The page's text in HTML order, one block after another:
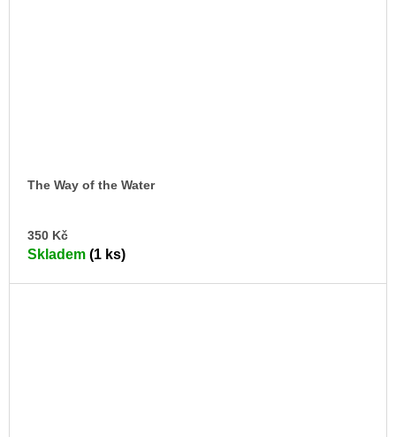
The Way of the Water
350 Kč
Skladem (1 ks)